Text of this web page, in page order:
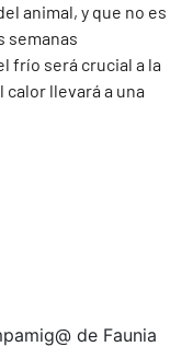
animal, y que no es
semanas
frío será crucial a la
calor llevará a una